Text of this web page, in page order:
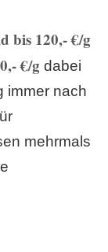
bis 120,- €/g
€/gdabei
immer nach
mehrmals